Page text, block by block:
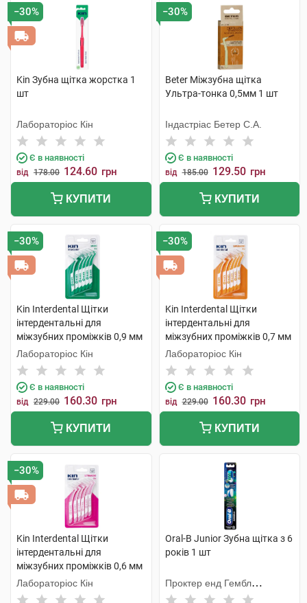
−30%
Kin Зубна щітка жорстка 1
шт
Лабораторіос Кін
Є в наявності
від 178.00 124.60 грн
КУПИТИ
−30%
Beter Міжзубна щітка
Ультра-тонка 0,5мм 1 шт
Індастріас Бетер С.А.
Є в наявності
від 185.00 129.50 грн
КУПИТИ
−30%
Kin Interdental Щітки
інтердентальні для
міжзубних проміжків 0,9 мм
6 шт
Лабораторіос Кін
Є в наявності
від 229.00 160.30 грн
КУПИТИ
−30%
Kin Interdental Щітки
інтердентальні для
міжзубних проміжків 0,7 мм
6 шт
Лабораторіос Кін
Є в наявності
від 229.00 160.30 грн
КУПИТИ
−30%
Kin Interdental Щітки
інтердентальні для
міжзубних проміжків 0,6 мм
6 шт
Лабораторіос Кін
Oral-B Junior Зубна щітка з 6
років 1 шт
Проктер енд Гембл
Меньюфекчурінг